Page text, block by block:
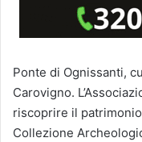
Ponte di Ognissanti,
Carovigno.
riscoprire il
Collezione